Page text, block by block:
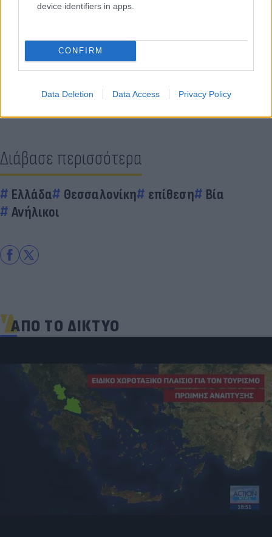
device identifiers in apps.
CONFIRM
Data Deletion Data Access Privacy Policy
Κάνε κλικ και δες περισσότερο
Flash.grστην αναζήτηση της
Διάβασε περισσότερα
Ελλάδα Θεσσαλονίκη επίθεση
Βία
Ανήλικοι
ΑΠΟ ΤΟ ΔΙΚΤΥΟ